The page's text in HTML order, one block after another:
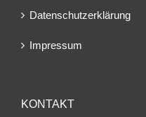
Datenschutzerklärung
Impressum
KONTAKT